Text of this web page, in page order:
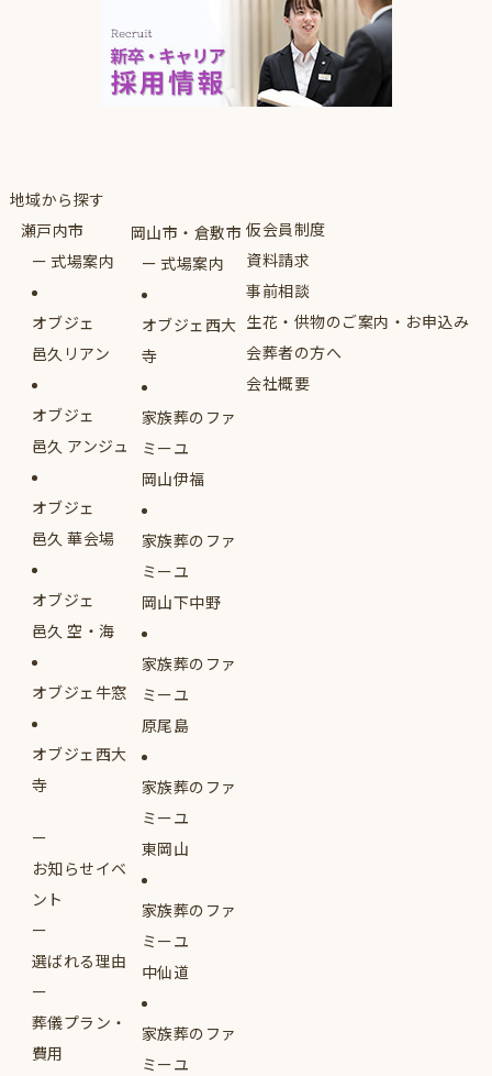
地域から探す
瀬戸内市
式場案内
オブジェ
邑久リアン
オブジェ
邑久 アンジュ
オブジェ
邑久 華会場
オブジェ
邑久 空・海
オブジェ牛窓
オブジェ西大
寺
お知らせイベ
ント
選ばれる理由
葬儀プラン・
費用
岡山市・倉敷市
式場案内
オブジェ西大
寺
家族葬のファ
ミーユ
岡山伊福
家族葬のファ
ミーユ
岡山下中野
家族葬のファ
ミーユ
原尾島
家族葬のファ
ミーユ
東岡山
家族葬のファ
ミーユ
中仙道
家族葬のファ
ミーユ
仮会員制度
資料請求
事前相談
生花・供物のご案内・お申込み
会葬者の方へ
会社概要